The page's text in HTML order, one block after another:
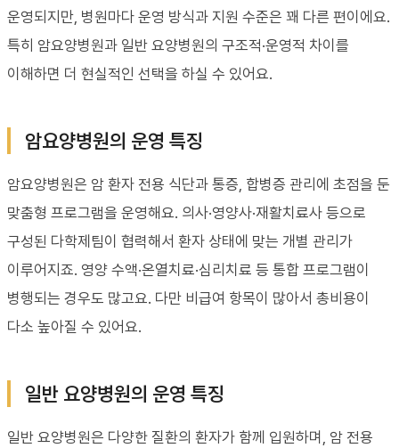
운영되지만, 병원마다 운영 방식과 지원 수준은 꽤 다른 편이에요.
특히 암요양병원과 일반 요양병원의 구조적·운영적 차이를
이해하면 더 현실적인 선택을 하실 수 있어요.
암요양병원의 운영 특징
암요양병원은 암 환자 전용 식단과 통증, 합병증 관리에 초점을 둔
맞춤형 프로그램을 운영해요. 의사·영양사·재활치료사 등으로
구성된 다학제팀이 협력해서 환자 상태에 맞는 개별 관리가
이루어지죠. 영양 수액·온열치료·심리치료 등 통합 프로그램이
병행되는 경우도 많고요. 다만 비급여 항목이 많아서 총비용이
다소 높아질 수 있어요.
일반 요양병원의 운영 특징
일반 요양병원은 다양한 질환의 환자가 함께 입원하며, 암 전용